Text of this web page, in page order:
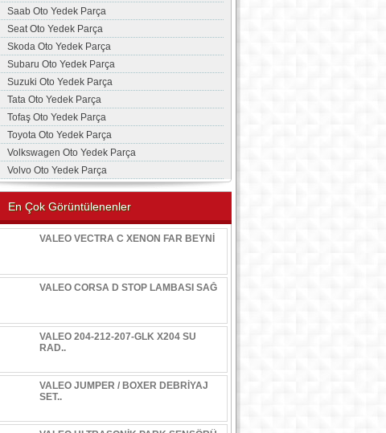
Saab Oto Yedek Parça
Seat Oto Yedek Parça
Skoda Oto Yedek Parça
Subaru Oto Yedek Parça
Suzuki Oto Yedek Parça
Tata Oto Yedek Parça
Tofaş Oto Yedek Parça
Toyota Oto Yedek Parça
Volkswagen Oto Yedek Parça
Volvo Oto Yedek Parça
En Çok Görüntülenenler
VALEO VECTRA C XENON FAR BEYNİ
VALEO CORSA D STOP LAMBASI SAĞ
VALEO 204-212-207-GLK X204 SU
RAD..
VALEO JUMPER / BOXER DEBRİYAJ
SET..